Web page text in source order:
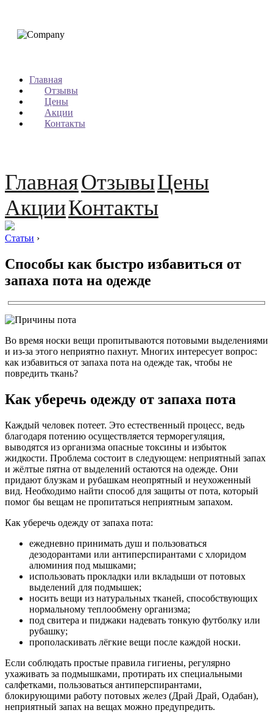
Главная
Отзывы
Цены
Акции
Контакты
ГлавнаяОтзывыЦены
АкцииКонтакты
Статьи ›
Способы как быстро избавиться от
запаха пота на одежде
Во время носки вещи пропитываются потовыми выделениями
и из-за этого неприятно пахнут. Многих интересует вопрос:
как избавиться от запаха пота на одежде так, чтобы не
повредить ткань?
Как уберечь одежду от запаха пота
Каждый человек потеет. Это естественный процесс, ведь
благодаря потению осуществляется терморегуляция,
выводятся из организма опасные токсины и избыток
жидкости. Проблема состоит в следующем: неприятный запах
и жёлтые пятна от выделений остаются на одежде. Они
придают блузкам и рубашкам неопрятный и неухоженный
вид. Необходимо найти способ для защиты от пота, который
помог бы вещам не пропитаться неприятным запахом.
Как уберечь одежду от запаха пота:
ежедневно принимать душ и пользоваться
дезодорантами или антиперспирантами с хлоридом
алюминия под мышками;
использовать прокладки или вкладыши от потовых
выделений для подмышек;
носить вещи из натуральных тканей, способствующих
нормальному теплообмену организма;
под свитера и пиджаки надевать тонкую футболку или
рубашку;
прополаскивать лёгкие вещи после каждой носки.
Если соблюдать простые правила гигиены, регулярно
ухаживать за подмышками, протирать их специальными
салфетками, пользоваться антиперспирантами,
блокирующими работу потовых желез (Драй Драй, Одабан),
неприятный запах на вещах можно предупредить.